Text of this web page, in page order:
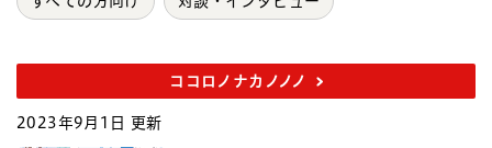
ココロノナカノノノ
2023年9月1日 更新